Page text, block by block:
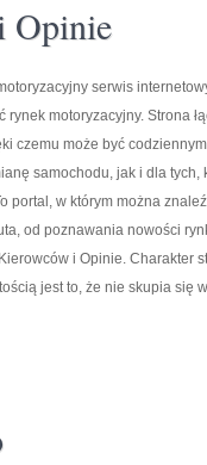
Opinie
serwis
rynek motoryzacyjny. Strona
czemu może być
samochodu, jak i dla
portal, w którym można
od poznawania nowości
i Opinie. Charakter
jest to, że nie skupia się